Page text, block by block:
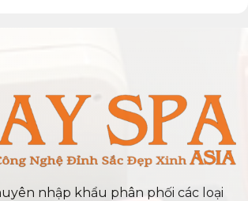
nhập khẩu phân phối các loại